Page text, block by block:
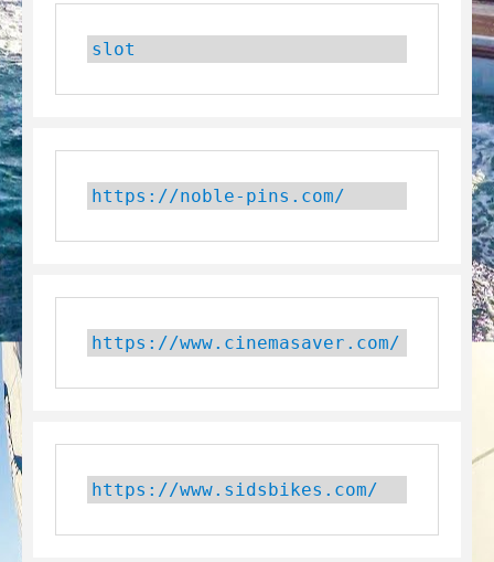
slot
https://noble-pins.com/
https://www.cinemasaver.com/
https://www.sidsbikes.com/